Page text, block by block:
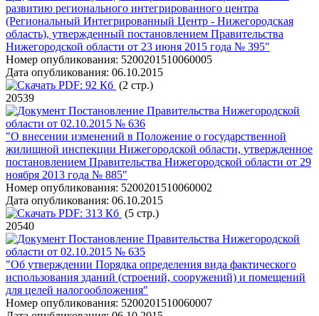
развитию регионального интегрированного центра
(Региональный Интегрированный Центр - Нижегородская
область), утвержденный постановлением Правительства
Нижегородской области от 23 июня 2015 года № 395"
Номер опубликования: 5200201510060005
Дата опубликования: 06.10.2015
PDF: 92 Кб (2 стр.)
20539
Постановление Правительства Нижегородской
области от 02.10.2015 № 636
"О внесении изменений в Положение о государственной
жилищной инспекции Нижегородской области, утвержденное
постановлением Правительства Нижегородской области от 29
ноября 2013 года № 885"
Номер опубликования: 5200201510060002
Дата опубликования: 06.10.2015
PDF: 313 Кб (5 стр.)
20540
Постановление Правительства Нижегородской
области от 02.10.2015 № 635
"Об утверждении Порядка определения вида фактического
использования зданий (строений, сооружений) и помещений
для целей налогообложения"
Номер опубликования: 5200201510060007